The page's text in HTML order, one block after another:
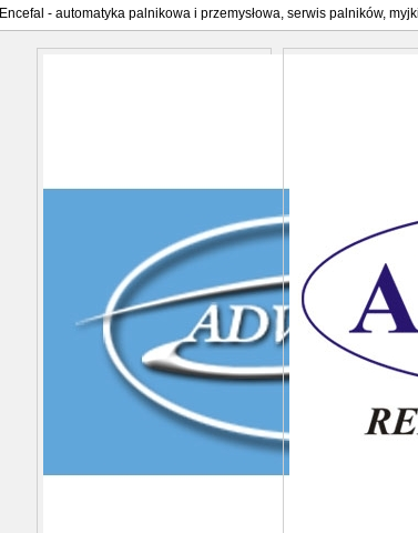
Encefal - automatyka palnikowa i przemysłowa, serwis palników,